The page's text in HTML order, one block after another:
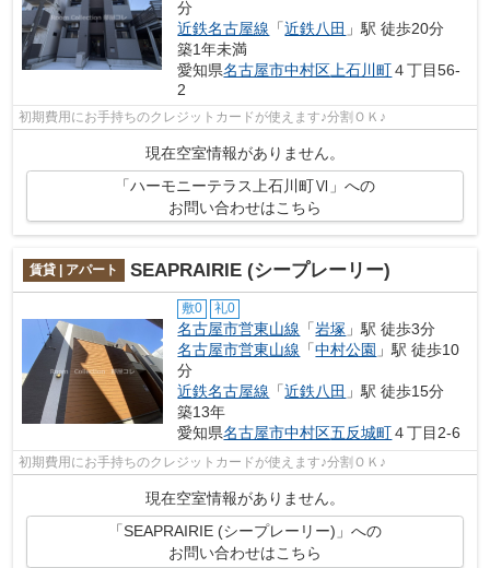
分
近鉄名古屋線 「近鉄八田 」駅 徒歩20分
築1年未満
愛知県名古屋市中村区 上石川町４丁目56-
2
初期費用にお手持ちのクレジットカードが使えます♪分割ＯＫ♪
現在空室情報がありません。
「ハーモニーテラス上石川町Ⅵ」への
お問い合わせはこちら
賃貸 | アパート SEAPRAIRIE (シープレーリー)
敷0 礼0
名古屋市営東山線 「岩塚 」駅 徒歩3分
名古屋市営東山線 「中村公園 」駅 徒歩10
分
近鉄名古屋線 「近鉄八田 」駅 徒歩15分
築13年
愛知県名古屋市中村区五反城町４丁目2-6
初期費用にお手持ちのクレジットカードが使えます♪分割ＯＫ♪
現在空室情報がありません。
「SEAPRAIRIE (シープレーリー)」への
お問い合わせはこちら